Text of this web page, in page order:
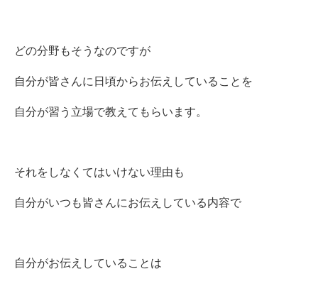
どの分野もそうなのですが
自分が皆さんに日頃からお伝えしていることを
自分が習う立場で教えてもらいます。
それをしなくてはいけない理由も
自分がいつも皆さんにお伝えしている内容で
自分がお伝えしていることは